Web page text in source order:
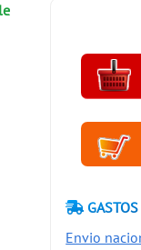
Envio